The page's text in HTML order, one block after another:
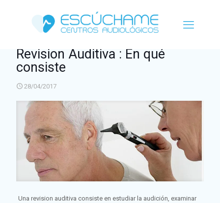
Revision Auditiva : En qué
consiste
28/04/2017
Una revision auditiva consiste en estudiar la audición, examinar